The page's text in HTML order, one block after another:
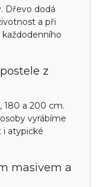
Dřevo dodá
a při
z
180 a 200 cm.
vyrábíme
i atypické
masivem a